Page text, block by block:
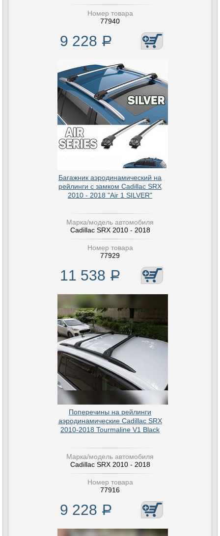
Номер товара
77940
9 228 Р
Багажник аэродинамический на
рейлинги с замком Cadillac SRX
2010 - 2018 "Air 1 SILVER"
Марка/модель автомобиля
Cadillac SRX 2010 - 2018
Номер товара
77929
11 538 Р
Поперечины на рейлинги
аэродинамические Cadillac SRX
2010-2018 Tourmaline V1 Black
Марка/модель автомобиля
Cadillac SRX 2010 - 2018
Номер товара
77916
9 228 Р